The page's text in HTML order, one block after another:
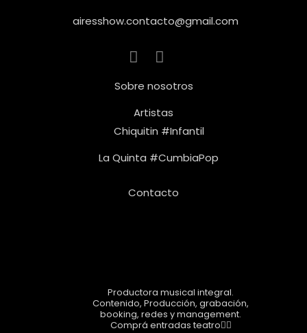
airesshow.contacto@gmail.com
Sobre nosotros
Artistas
Chiquitin #Infantil
La Quinta #CumbiaPop
Contacto
Productora musical integral.
Contenido, Producción, grabación,
booking, redes y management.
Comprá entradas teatro👇🏼